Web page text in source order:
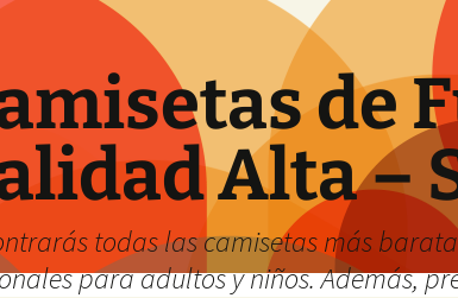
de
Alta –
todas las camisetas más
para adultos y niños. Además,